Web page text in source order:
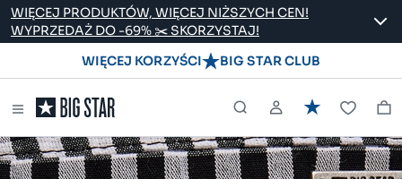
WIĘCEJ PRODUKTÓW, WIĘCEJ NIŻSZYCH CEN!
WYPRZEDAŻ DO -69% ✂️ SKORZYSTAJ!
WIĘCEJ KORZYŚCI
BIG STAR CLUB